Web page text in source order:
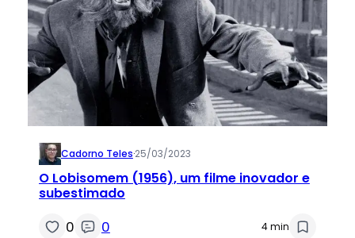
Cadorno Teles·25/03/2023
O Lobisomem (1956), um filme inovador e
subestimado
0 0 4 min